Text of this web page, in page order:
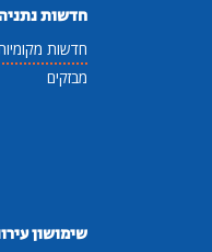
חדשות
חדשות
מבזקים
שימושון